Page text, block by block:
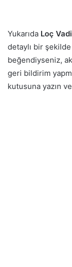
Yukarıda Loç
detaylı bir şekilde
beğendiyseniz,
geri bildirim
kutusuna yazın